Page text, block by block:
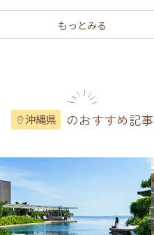
もっとみる
沖縄県 のおすすめ記事